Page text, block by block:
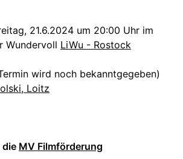
21.6.2024 um 20:00 Uhr im
Wundervoll LiWu - Rostock
wird noch bekanntgegeben)
Loitz
MV Filmförderung